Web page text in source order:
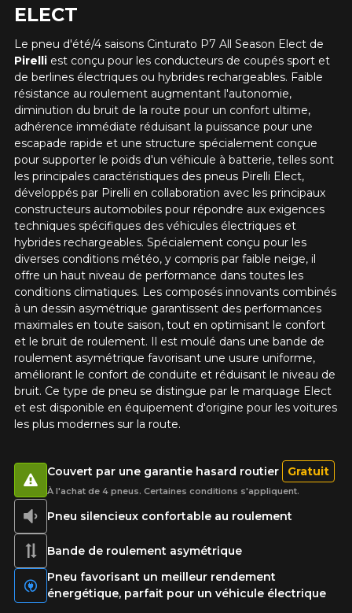
ELECT
Le pneu d'été/4 saisons Cinturato P7 All Season Elect de
Pirelli est conçu pour les conducteurs de coupés sport et
de berlines électriques ou hybrides rechargeables. Faible
résistance au roulement augmentant l'autonomie,
diminution du bruit de la route pour un confort ultime,
adhérence immédiate réduisant la puissance pour une
escapade rapide et une structure spécialement conçue
pour supporter le poids d'un véhicule à batterie, telles sont
les principales caractéristiques des pneus Pirelli Elect,
développés par Pirelli en collaboration avec les principaux
constructeurs automobiles pour répondre aux exigences
techniques spécifiques des véhicules électriques et
hybrides rechargeables. Spécialement conçu pour les
diverses conditions météo, y compris par faible neige, il
offre un haut niveau de performance dans toutes les
conditions climatiques. Les composés innovants combinés
à un dessin asymétrique garantissent des performances
maximales en toute saison, tout en optimisant le confort
et le bruit de roulement. Il est moulé dans une bande de
roulement asymétrique favorisant une usure uniforme,
améliorant le confort de conduite et réduisant le niveau de
bruit. Ce type de pneu se distingue par le marquage Elect
et est disponible en équipement d'origine pour les voitures
les plus modernes sur la route.
Pneu silencieux confortable au roulement
Bande de roulement asymétrique
Pneu favorisant un meilleur rendement
énergétique, parfait pour un véhicule électrique
Couvert par une garantie hasard routier Gratuit
À l'achat de 4 pneus. Certaines conditions s'appliquent.
Envoyer
Annuler
configuration.
1-866-220-8025
*Attention cette dimension représente une possibilité
d'équipement pour votre véhicule, vous devez vérifier
l'exactitude de l'information sur votre véhicule directement
avant de commander.